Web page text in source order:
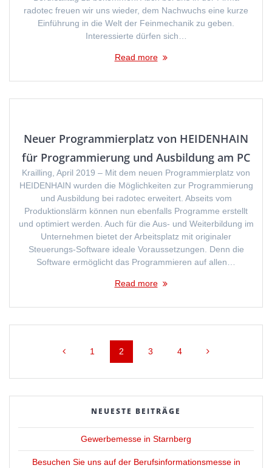
radotec freuen wir uns wieder, dem Nachwuchs eine kurze
Einführung in die Welt der Feinmechanik zu geben.
Interessierte dürfen sich…
Read more
Neuer Programmierplatz von HEIDENHAIN
für Programmierung und Ausbildung am PC
Krailling, April 2019 – Mit dem neuen Programmierplatz von
HEIDENHAIN wurden die Möglichkeiten zur Programmierung
und Ausbildung bei radotec erweitert. Abseits vom
Produktionslärm können nun ebenfalls Programme erstellt
und optimiert werden. Auch für die Aus- und Weiterbildung im
Unternehmen bietet der Arbeitsplatz mit originaler
Steuerungs-Software ideale Voraussetzungen. Denn die
Software ermöglicht das Programmieren auf allen…
Read more
navigationPage
1 Page
2 Page
3 Page
4
NEUESTE BEITRÄGE
Gewerbemesse in Starnberg
Besuchen Sie uns auf der Berufsinformationsmesse in